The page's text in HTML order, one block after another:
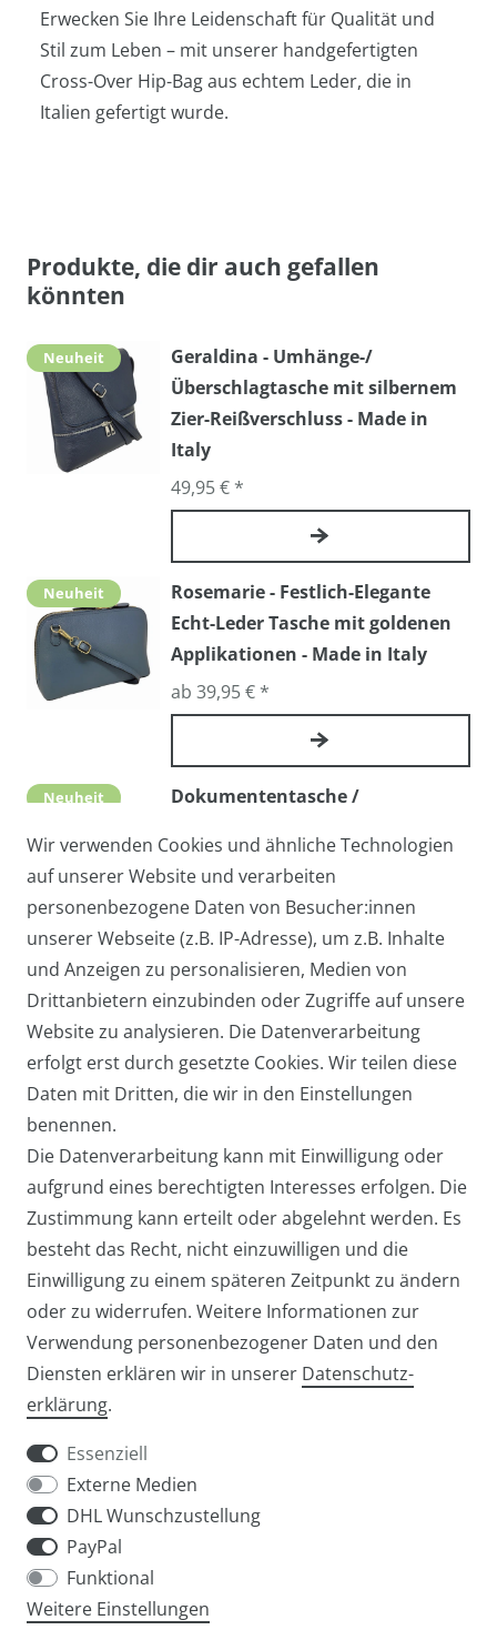
Erwecken Sie Ihre Leidenschaft für Qualität und
Stil zum Leben – mit unserer handgefertigten
Cross-Over Hip-Bag aus echtem Leder, die in
Italien gefertigt wurde.
Produkte, die dir auch gefallen
könnten
Neuheit
Geraldina - Umhänge-/
Überschlagtasche mit silbernem
Zier-Reißverschluss - Made in
Italy
49,95 € *
Neuheit
Rosemarie - Festlich-Elegante
Echt-Leder Tasche mit goldenen
Applikationen - Made in Italy
ab 39,95 € *
Neuheit
Dokumententasche /
Leder, Made in Italy
109,00 € *
Neuheit
Handy-Umhängetasche TAMRA /
Abendtasche / Cross-Over mit
echtem Stierfell
ab 27,95 € *
Widerrufs­formular
Impressum Daten­schutz­erklärung
Wir verwenden Cookies und ähnliche Technologien
auf unserer Website und verarbeiten
personenbezogene Daten von Besucher:innen
unserer Webseite (z.B. IP-Adresse), um z.B. Inhalte
und Anzeigen zu personalisieren, Medien von
Drittanbietern einzubinden oder Zugriffe auf unsere
Website zu analysieren. Die Datenverarbeitung
erfolgt erst durch gesetzte Cookies. Wir teilen diese
Daten mit Dritten, die wir in den Einstellungen
benennen.
Die Datenverarbeitung kann mit Einwilligung oder
aufgrund eines berechtigten Interesses erfolgen. Die
Zustimmung kann erteilt oder abgelehnt werden. Es
besteht das Recht, nicht einzuwilligen und die
Einwilligung zu einem späteren Zeitpunkt zu ändern
oder zu widerrufen. Weitere Informationen zur
Verwendung personenbezogener Daten und den
Diensten erklären wir in unserer Daten­schutz­
erklärung.
Essenziell
Externe Medien
DHL Wunschzustellung
PayPal
Funktional
Weitere Einstellungen